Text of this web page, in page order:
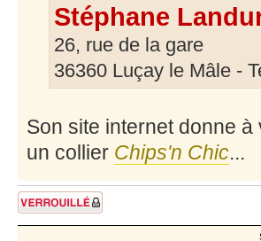
Stéphane
26, rue de la gare
36360 Luçay le Mâle -
Son site internet donne
un collier Chips'n Chic...
Sujet verrouillé